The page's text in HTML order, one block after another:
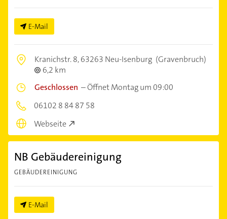
E-Mail
Kranichstr. 8,63263 Neu-Isenburg (Gravenbruch)
6,2 km
Geschlossen –Öffnet Montag um 09:00
06102 8 84 87 58
Webseite
NB Gebäudereinigung
GEBÄUDEREINIGUNG
E-Mail